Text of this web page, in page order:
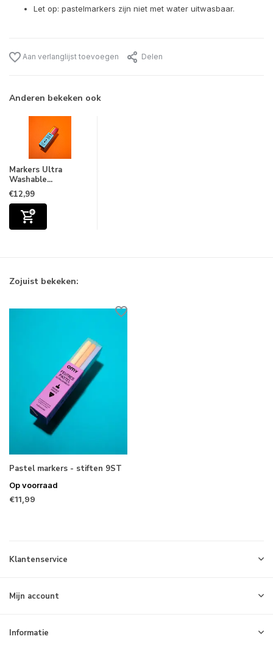
Let op: pastelmarkers zijn niet met water uitwasbaar.
Aan verlanglijst toevoegen Delen
Anderen bekeken ook
Markers Ultra
Washable...
€12,99
Zojuist bekeken:
Pastel markers - stiften 9ST
Op voorraad
€11,99
Klantenservice
Mijn account
Informatie